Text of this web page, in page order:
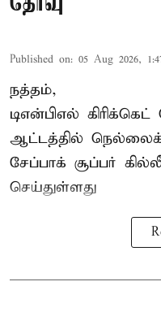
Published on: 05 Aug 2026,
நத்தம்,
டிஎன்பிஎல்
ஆட்டத்தில்
சேப்பாக் சூப்பர்
செய்துள்ளது